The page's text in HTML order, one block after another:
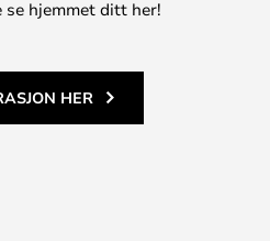
se hjemmet ditt her!
HER